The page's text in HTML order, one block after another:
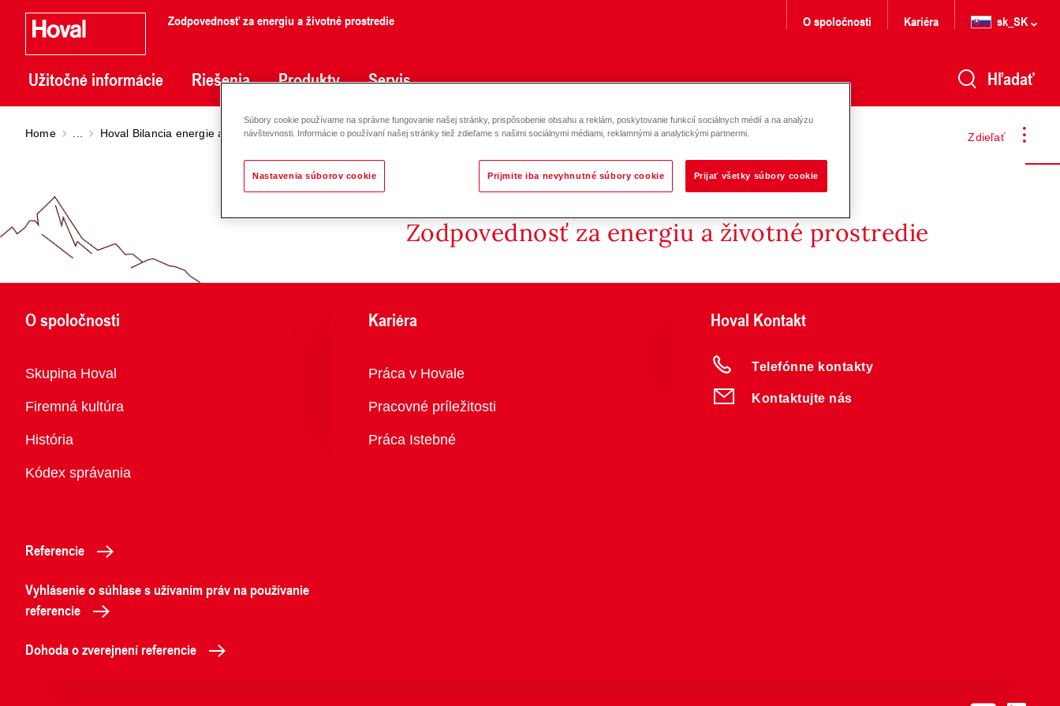
Zodpovednosť za energiu a životné prostredie
Užitočné informácie Riešenia Produkty Servis
O spoločnosti Kariéra sk_SK
Hľadať
Zdieľať
Home Hoval Bilancia energie a spotreby tepla Sada mosadzných snímačov prietoku 2-380 l/min
Zodpovednosť za energiu a životné prostredie
O spoločnosti
Prehľad
Skupina Hoval
Firemná kultúra
História
Kódex správania
Kariéra
Prehľad
Práca v Hovale
Pracovné príležitosti
Práca Istebné
Hoval Kontakt
Telefónne kontakty
Kontaktujte nás
Referencie
Vyhlásenie o súhlase s užívaním práv na používanie
referencie
Dohoda o zverejnení referencie
Súbory cookie používame na správne fungovanie našej stránky, prispôsobenie obsahu a reklám, poskytovanie funkcií sociálnych médií a na analýzu
návštevnosti. Informácie o používaní našej stránky tiež zdieľame s našimi sociálnymi médiami, reklamnými a analytickými partnermi.
Nastavenia súborov cookie Prijmite iba nevyhnutné súbory cookie Prijať všetky súbory cookie